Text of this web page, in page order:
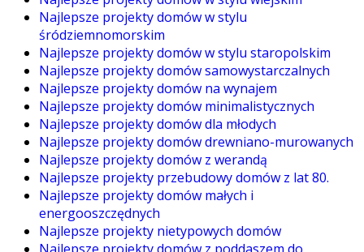
Najlepsze projekty domów w stylu
śródziemnomorskim
Najlepsze projekty domów w stylu staropolskim
Najlepsze projekty domów samowystarczalnych
Najlepsze projekty domów na wynajem
Najlepsze projekty domów minimalistycznych
Najlepsze projekty domów dla młodych
Najlepsze projekty domów drewniano-murowanych
Najlepsze projekty domów z werandą
Najlepsze projekty przebudowy domów z lat 80.
Najlepsze projekty domów małych i
energooszczędnych
Najlepsze projekty nietypowych domów